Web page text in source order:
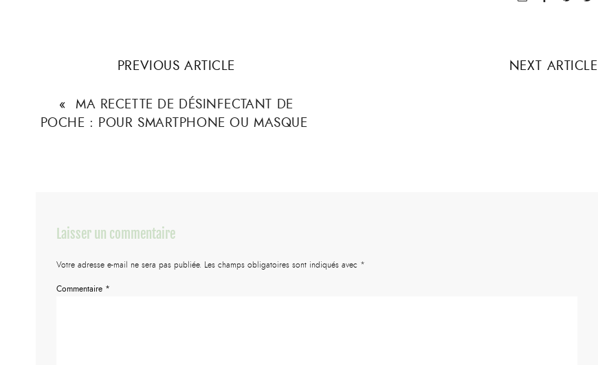
PREVIOUS ARTICLE
« MA RECETTE DE DÉSINFECTANT DE
POCHE : POUR SMARTPHONE OU MASQUE
NEXT ARTICLE
Laisser un commentaire
Votre adresse e-mail ne sera pas publiée. Les champs obligatoires sont indiqués avec *
Commentaire *